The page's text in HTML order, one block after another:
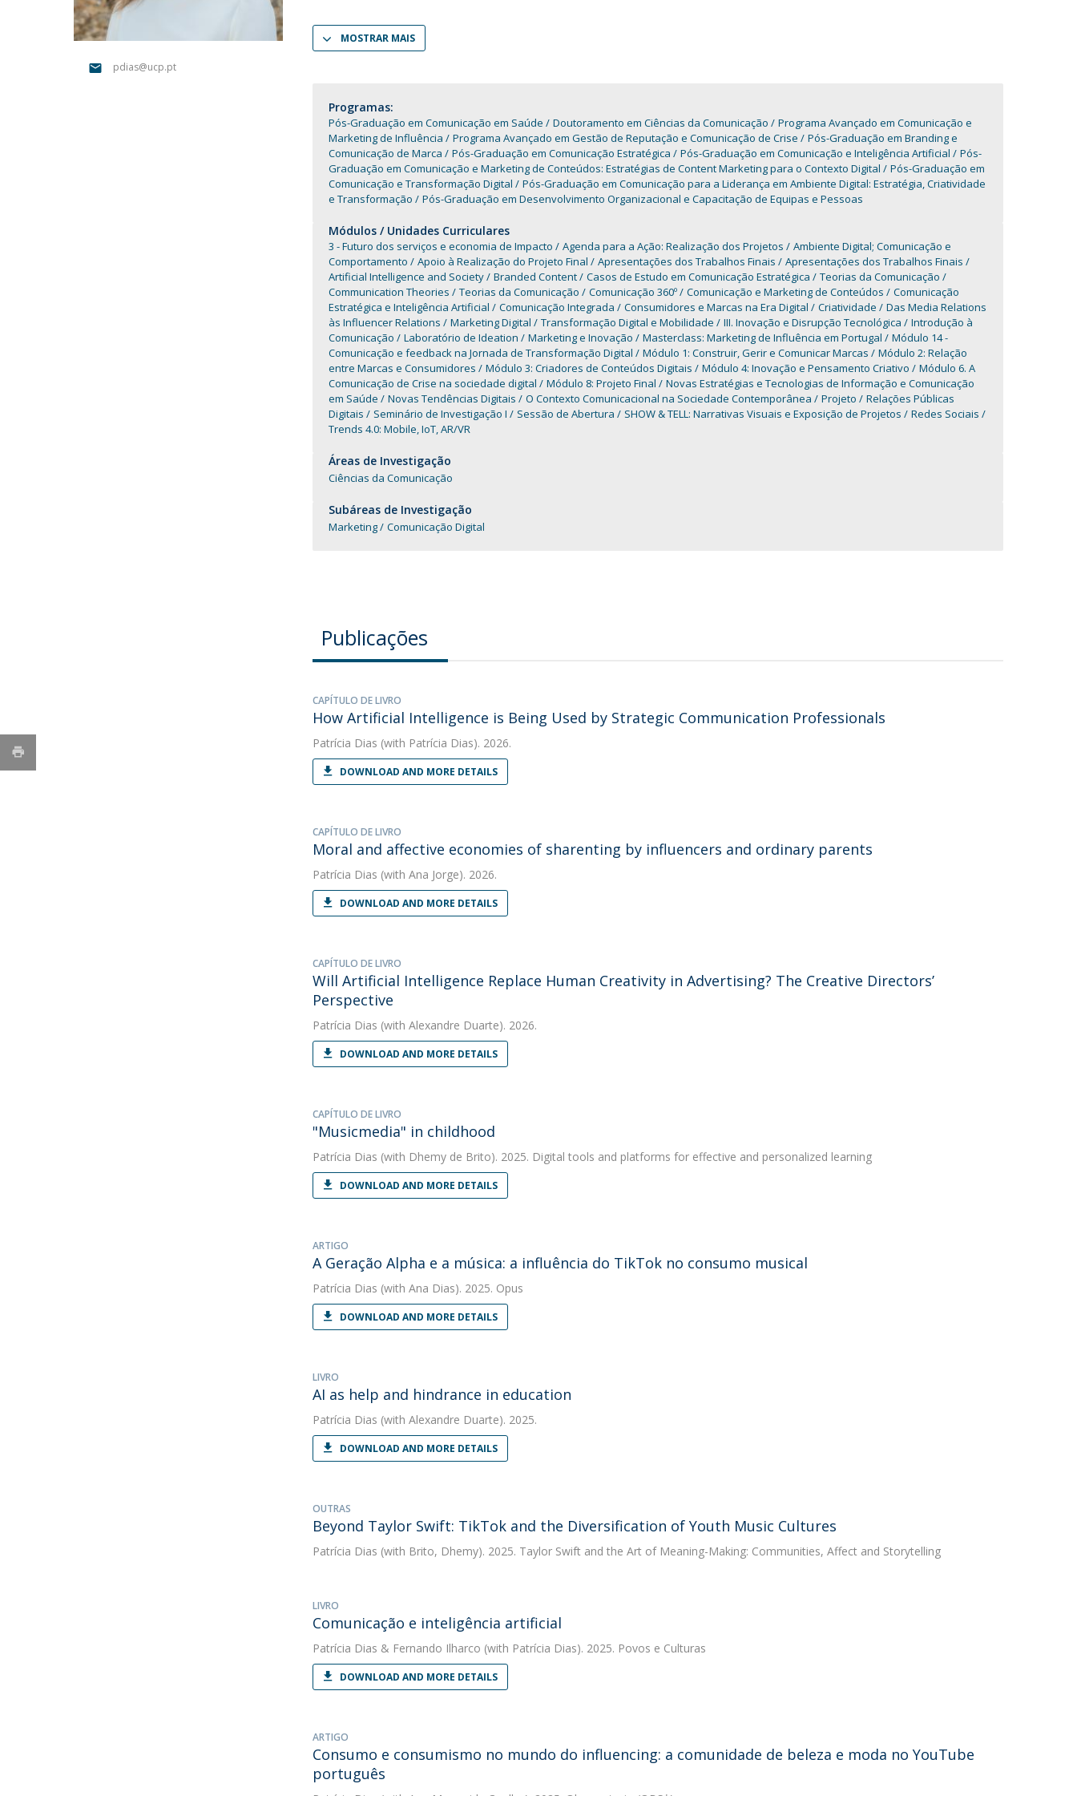
MYFCH Doutoramentos
Portuguesa
Católica Research Centre for Psychological, Family and
Social Wellbeing
pdias@ucp.pt
MOSTRAR MAIS
Programas:
Pós-Graduação em Comunicação em Saúde Doutoramento em Ciências da Comunicação
Programa Avançado em Comunicação e
Marketing de Influência
Programa Avançado em Gestão de Reputação e Comunicação de Crise
Pós-Graduação em Branding e
Comunicação de Marca
Pós-Graduação em Comunicação Estratégica Pós-Graduação em Comunicação e Inteligência Artificial
Pós-
Graduação em Comunicação e Marketing de Conteúdos: Estratégias de Content Marketing para o Contexto Digital
Pós-Graduação em
Comunicação e Transformação Digital
Pós-Graduação em Comunicação para a Liderança em Ambiente Digital: Estratégia, Criatividade
e Transformação
Pós-Graduação em Desenvolvimento Organizacional e Capacitação de Equipas e Pessoas
Módulos / Unidades Curriculares
3 - Futuro dos serviços e economia de Impacto Agenda para a Ação: Realização dos Projetos
Ambiente Digital; Comunicação e
Comportamento
Apoio à Realização do Projeto Final Apresentações dos Trabalhos Finais
Apresentações dos Trabalhos Finais
Artificial Intelligence and Society
Branded Content Casos de Estudo em Comunicação Estratégica
Teorias da Comunicação
Communication Theories
Teorias da Comunicação Comunicação 360º Comunicação e Marketing de Conteúdos
Comunicação
Estratégica e Inteligência Artificial
Comunicação Integrada Consumidores e Marcas na Era Digital Criatividade
Das Media Relations
às Influencer Relations
Marketing Digital Transformação Digital e Mobilidade III. Inovação e Disrupção Tecnológica
Introdução à
Comunicação
Laboratório de Ideation Marketing e Inovação Masterclass: Marketing de Influência em Portugal
Módulo 14 -
Comunicação e feedback na Jornada de Transformação Digital
Módulo 1: Construir, Gerir e Comunicar Marcas
Módulo 2: Relação
entre Marcas e Consumidores
Módulo 3: Criadores de Conteúdos Digitais Módulo 4: Inovação e Pensamento Criativo
Módulo 6. A
Comunicação de Crise na sociedade digital
Módulo 8: Projeto Final
Novas Estratégias e Tecnologias de Informação e Comunicação
em Saúde
Novas Tendências Digitais O Contexto Comunicacional na Sociedade Contemporânea Projeto
Relações Públicas
Digitais
Seminário de Investigação I Sessão de Abertura SHOW & TELL: Narrativas Visuais e Exposição de Projetos
Redes Sociais
Trends 4.0: Mobile, IoT, AR/VR
Áreas de Investigação
Ciências da Comunicação
Subáreas de Investigação
Marketing Comunicação Digital
Publicações
CAPÍTULO DE LIVRO
How Artificial Intelligence is Being Used by Strategic Communication Professionals
Patrícia Dias (with Patrícia Dias). 2026.
DOWNLOAD AND MORE DETAILS
CAPÍTULO DE LIVRO
Moral and affective economies of sharenting by influencers and ordinary parents
Patrícia Dias (with Ana Jorge). 2026.
DOWNLOAD AND MORE DETAILS
CAPÍTULO DE LIVRO
Will Artificial Intelligence Replace Human Creativity in Advertising? The Creative Directors’
Perspective
Patrícia Dias (with Alexandre Duarte). 2026.
DOWNLOAD AND MORE DETAILS
CAPÍTULO DE LIVRO
"Musicmedia" in childhood
Patrícia Dias (with Dhemy de Brito). 2025. Digital tools and platforms for effective and personalized learning
DOWNLOAD AND MORE DETAILS
ARTIGO
A Geração Alpha e a música: a influência do TikTok no consumo musical
Patrícia Dias (with Ana Dias). 2025. Opus
DOWNLOAD AND MORE DETAILS
LIVRO
AI as help and hindrance in education
Patrícia Dias (with Alexandre Duarte). 2025.
DOWNLOAD AND MORE DETAILS
OUTRAS
Beyond Taylor Swift: TikTok and the Diversification of Youth Music Cultures
Patrícia Dias (with Brito, Dhemy). 2025. Taylor Swift and the Art of Meaning-Making: Communities, Affect and Storytelling
LIVRO
Comunicação e inteligência artificial
Patrícia Dias & Fernando Ilharco (with Patrícia Dias). 2025. Povos e Culturas
DOWNLOAD AND MORE DETAILS
ARTIGO
Consumo e consumismo no mundo do influencing: a comunidade de beleza e moda no YouTube
português